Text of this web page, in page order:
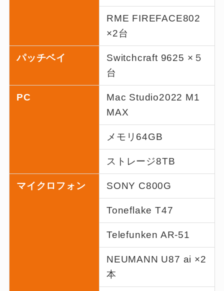
RME FIREFACE802
×2台
パッチベイ
Switchcraft 9625 ×５
台
PC
Mac Studio2022 M1
MAX
メモリ64GB
ストレージ8TB
マイクロフォン SONY C800G
Toneflake T47
Telefunken AR-51
NEUMANN U87 ai ×2
本